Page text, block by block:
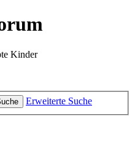
Kinder
Erweiterte Suche